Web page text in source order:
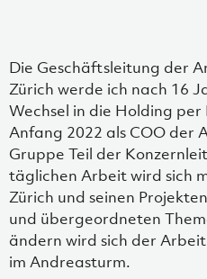
Die Geschäftsleitung der
Zürich werde ich nach 16
Wechsel in die Holding per
Anfang 2022 als COO der
Gruppe Teil der
täglichen Arbeit wird sich
Zürich und seinen
und übergeordneten
ändern wird sich der
im Andreasturm.